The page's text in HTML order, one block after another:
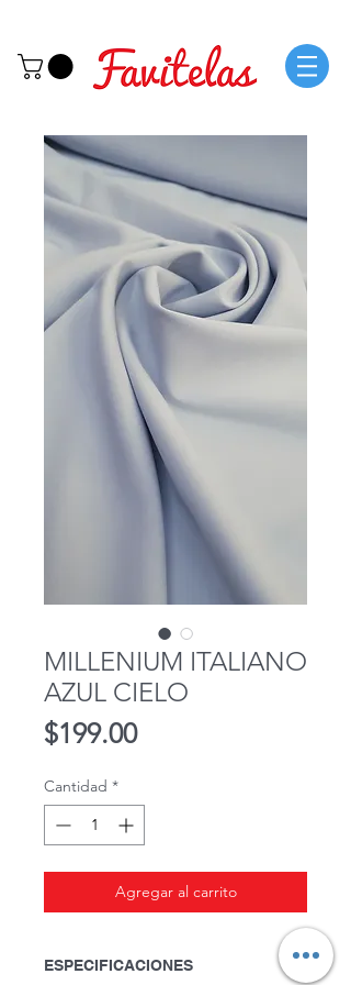
MILLENIUM ITALIANO
AZUL CIELO
$199.00Precio
Cantidad *
Agregar al carrito
ESPECIFICACIONES